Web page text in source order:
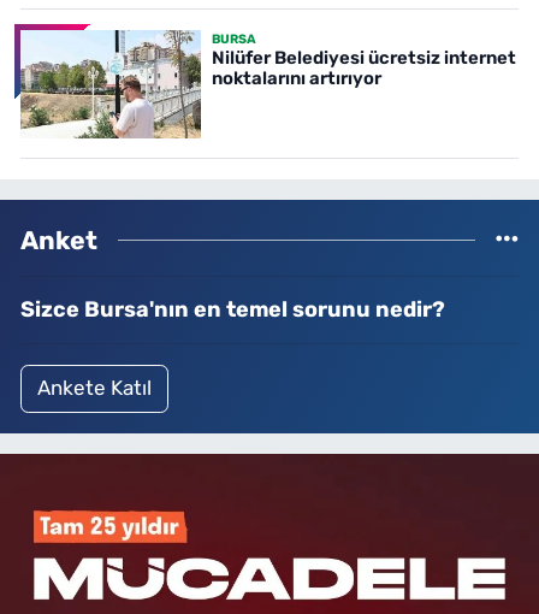
BURSA
Nilüfer Belediyesi ücretsiz internet
noktalarını artırıyor
Anket
Sizce Bursa'nın en temel sorunu nedir?
Ankete Katıl